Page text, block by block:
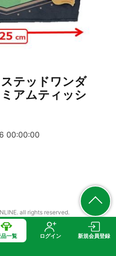
品一覧 ログイン 新規会員登録
ステッドワンダ
アムティッシ
00:00:00
all rights reserved.